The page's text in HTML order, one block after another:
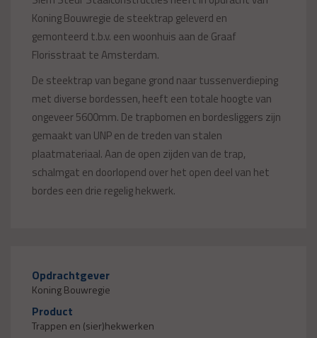
Koning Bouwregie de steektrap geleverd en
gemonteerd t.b.v. een woonhuis aan de Graaf
Florisstraat te Amsterdam.
De steektrap van begane grond naar tussenverdieping
met diverse bordessen, heeft een totale hoogte van
ongeveer 5600mm. De trapbomen en bordesliggers zijn
gemaakt van UNP en de treden van stalen
plaatmateriaal. Aan de open zijden van de trap,
schalmgat en doorlopend over het open deel van het
bordes een drie regelig hekwerk.
Opdrachtgever
Koning Bouwregie
Product
Trappen en (sier)hekwerken